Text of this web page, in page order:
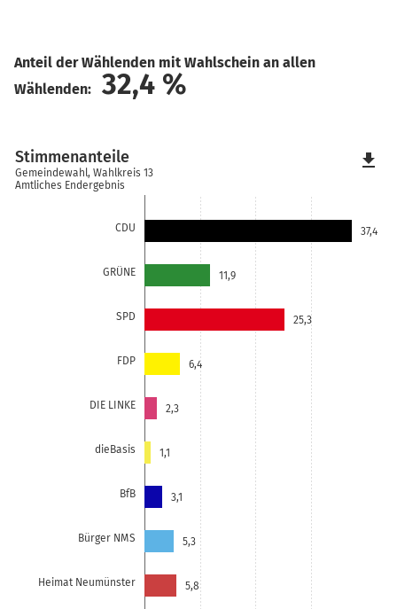
Anteil der Wählenden mit Wahlschein an allen
Wählenden:
32,4 %
CDU
GRÜNE
SPD
FDP
DIE LINKE
dieBasis
BfB
Bürger NMS
Heimat Neumünster
37,4
11,9
25,3
6,4
2,3
1,1
3,1
5,3
5,8
Stimmenanteile
Gemeindewahl, Wahlkreis 13
Amtliches Endergebnis
file_download